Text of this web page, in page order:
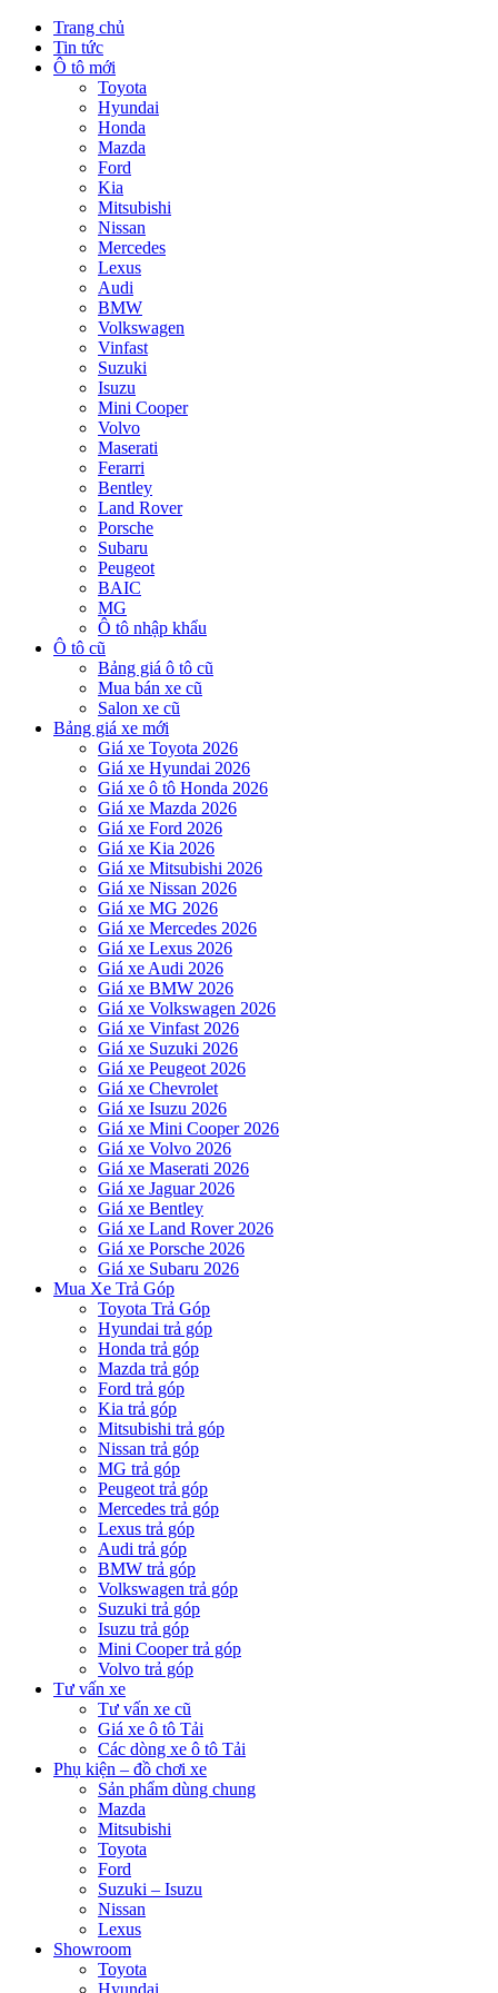
Trang chủ
Tin tức
Ô tô mới
Toyota
Hyundai
Honda
Mazda
Ford
Kia
Mitsubishi
Nissan
Mercedes
Lexus
Audi
BMW
Volkswagen
Vinfast
Suzuki
Isuzu
Mini Cooper
Volvo
Maserati
Ferarri
Bentley
Land Rover
Porsche
Subaru
Peugeot
BAIC
MG
Ô tô nhập khẩu
Ô tô cũ
Bảng giá ô tô cũ
Mua bán xe cũ
Salon xe cũ
Bảng giá xe mới
Giá xe Toyota 2026
Giá xe Hyundai 2026
Giá xe ô tô Honda 2026
Giá xe Mazda 2026
Giá xe Ford 2026
Giá xe Kia 2026
Giá xe Mitsubishi 2026
Giá xe Nissan 2026
Giá xe MG 2026
Giá xe Mercedes 2026
Giá xe Lexus 2026
Giá xe Audi 2026
Giá xe BMW 2026
Giá xe Volkswagen 2026
Giá xe Vinfast 2026
Giá xe Suzuki 2026
Giá xe Peugeot 2026
Giá xe Chevrolet
Giá xe Isuzu 2026
Giá xe Mini Cooper 2026
Giá xe Volvo 2026
Giá xe Maserati 2026
Giá xe Jaguar 2026
Giá xe Bentley
Giá xe Land Rover 2026
Giá xe Porsche 2026
Giá xe Subaru 2026
Mua Xe Trả Góp
Toyota Trả Góp
Hyundai trả góp
Honda trả góp
Mazda trả góp
Ford trả góp
Kia trả góp
Mitsubishi trả góp
Nissan trả góp
MG trả góp
Peugeot trả góp
Mercedes trả góp
Lexus trả góp
Audi trả góp
BMW trả góp
Volkswagen trả góp
Suzuki trả góp
Isuzu trả góp
Mini Cooper trả góp
Volvo trả góp
Tư vấn xe
Tư vấn xe cũ
Giá xe ô tô Tải
Các dòng xe ô tô Tải
Phụ kiện – đồ chơi xe
Sản phẩm dùng chung
Mazda
Mitsubishi
Toyota
Ford
Suzuki – Isuzu
Nissan
Lexus
Showroom
Toyota
Hyundai